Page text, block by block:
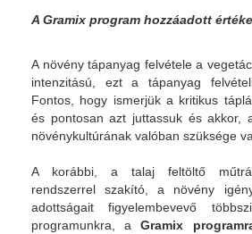
A Gramix program hozzáadott értéke
A növény tápanyag felvétele a
intenzitású, ezt a tápanyag
Fontos, hogy ismerjük a kritikus
és pontosan azt juttassuk és akkor,
növénykultúrának valóban szüksége
A korábbi, a talaj feltöltő
rendszerrel szakító, a növény
adottságait figyelembevevő
programunkra, aGramix